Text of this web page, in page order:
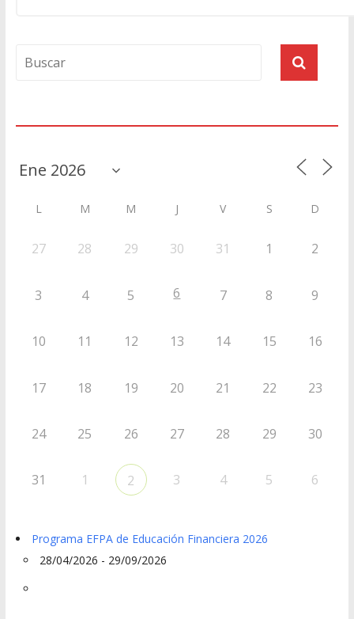
L M M J V S D
27 28 29 30 31 1 2
3 4 5 6 7 8 9
10 11 12 13 14 15 16
17 18 19 20 21 22 23
24 25 26 27 28 29 30
31 1 2 3 4 5 6
Programa EFPA de Educación Financiera 2026
28/04/2026 - 29/09/2026